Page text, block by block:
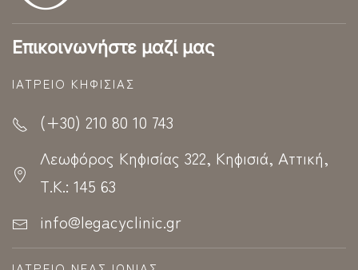
Επικοινωνήστε μαζί μας
ΙΑΤΡΕΊΟ ΚΗΦΙΣΊΑΣ
(+30) 210 80 10 743
Λεωφόρος Κηφισίας 322, Κηφισιά, Αττική,
Τ.Κ.: 145 63
info@legacyclinic.gr